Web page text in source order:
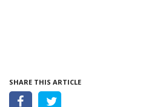
SHARE THIS ARTICLE